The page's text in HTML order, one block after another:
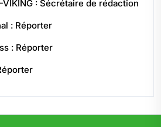
VIKING : Sécrétaire de rédaction
: Réporter
: Réporter